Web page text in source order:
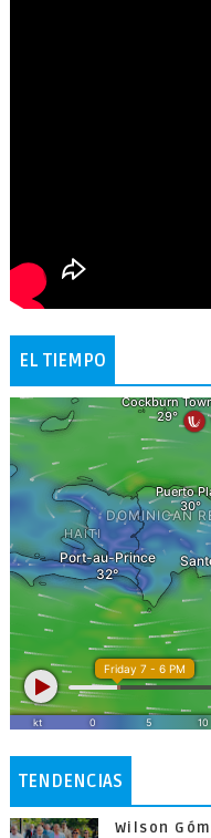
EL TIEMPO
TENDENCIAS
Wilson